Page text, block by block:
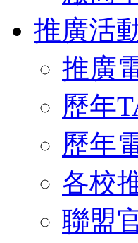
推廣活
推廣
歷年
歷年
各校
聯盟